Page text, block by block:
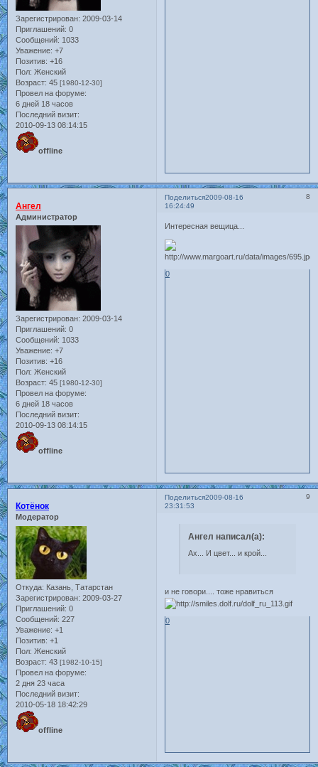
Зарегистрирован: 2009-03-14
Приглашений: 0
Сообщений: 1033
Уважение: +7
Позитив: +16
Пол: Женский
Возраст: 45 [1980-12-30]
Провел на форуме:
6 дней 18 часов
Последний визит:
2010-09-13 08:14:15
offline
Поделиться 8
2009-08-16
16:24:49
Ангел
Администратор
Зарегистрирован: 2009-03-14
Приглашений: 0
Сообщений: 1033
Уважение: +7
Позитив: +16
Пол: Женский
Возраст: 45 [1980-12-30]
Провел на форуме:
6 дней 18 часов
Последний визит:
2010-09-13 08:14:15
offline
Интересная вещица...
0
Поделиться 9
2009-08-16
23:31:53
Котёнок
Модератор
Откуда: Казань, Татарстан
Зарегистрирован: 2009-03-27
Приглашений: 0
Сообщений: 227
Уважение: +1
Позитив: +1
Пол: Женский
Возраст: 43 [1982-10-15]
Провел на форуме:
2 дня 23 часа
Последний визит:
2010-05-18 18:42:29
offline
Ангел написал(а):
Ах... И цвет... и крой...
и не говори.... тоже нравиться
0